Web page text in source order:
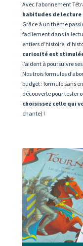
Avec l’abonnement
habitudes de lecture
Grâce à un thème
facilement dans la
entiers d’histoire,
curiosité est
l’aident à poursuivre
Nos trois formules
budget : formule sans
découverte pour tester
choisissez celle qui
chante) !